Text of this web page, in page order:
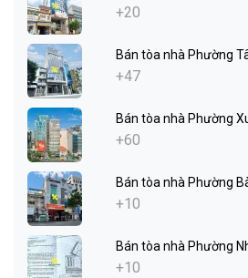
+20
Bán tòa nhà Phường
+47
Bán tòa nhà Phường
+60
Bán tòa nhà Phường
+10
Bán tòa nhà Phường
+10